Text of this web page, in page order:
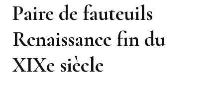
Paire de fauteuils
Renaissance fin du
XIXe siècle